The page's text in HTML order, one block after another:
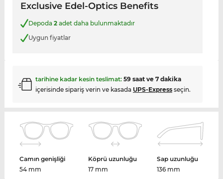
Exclusive Edel-Optics Benefits
Depoda 2adet daha bulunmaktadır
Uygun fiyatlar
tarihine kadar kesin teslimat: 59 saat ve 7 dakika
içerisinde sipariş verin ve kasada UPS-Expressseçin.
Camın genişliği
54 mm
Köprü uzunluğu
17 mm
Sap uzunluğu
136 mm